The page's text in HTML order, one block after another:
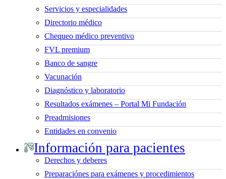
Servicios y especialidades
Directorio médico
Chequeo médico preventivo
FVL premium
Banco de sangre
Vacunación
Diagnóstico y laboratorio
Resultados exámenes – Portal Mi Fundación
Preadmisiones
Entidades en convenio
Información para pacientes
Derechos y deberes
Preparaciónes para exámenes y procedimientos